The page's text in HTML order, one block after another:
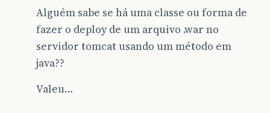
Alguém sabe se há uma classe ou forma de
fazer o deploy de um arquivo .war no
servidor tomcat usando um método em
java??
Valeu…